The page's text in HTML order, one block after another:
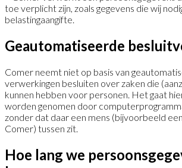
toe verplicht zijn, zoals gegevens die wij
belastingaangifte.
Geautomatiseerde
Comer neemt niet op basis van
verwerkingen besluiten over zaken die
kunnen hebben voor personen. Het gaat
worden genomen door
zonder dat daar een mens (bijvoorbeeld
Comer) tussen zit.
Hoe lang we